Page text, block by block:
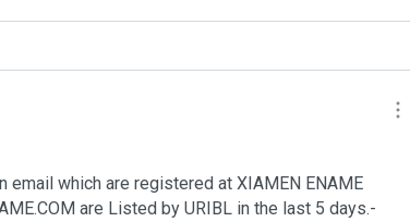
which are registered at XIAMEN ENAME
are Listed by URIBL in the last 5 days.-